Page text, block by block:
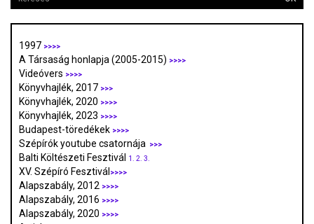
1997 >>>>
A Társaság honlapja (2005-2015) >>>>
Videóvers >>>>
Könyvhajlék, 2017 >>>
Könyvhajlék, 2020 >>>>
Könyvhajlék, 2023 >>>>
Budapest-töredékek >>>>
Szépírók youtube csatornája >>>
Balti Költészeti Fesztivál 1. 2. 3.
XV. Szépíró Fesztivál >>>>
Alapszabály, 2012 >>>>
Alapszabály, 2016 >>>>
Alapszabály, 2020 >>>>